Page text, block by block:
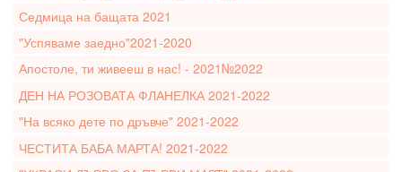
Седмица на бащата 2021
"Успяваме заедно"2021-2020
Апостоле, ти живееш в нас! - 2021№2022
ДЕН НА РОЗОВАТА ФЛАНЕЛКА 2021-2022
"На всяко дете по дръвче" 2021-2022
ЧЕСТИТА БАБА МАРТА! 2021-2022